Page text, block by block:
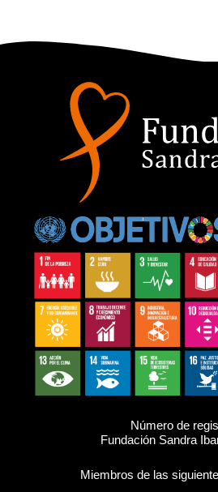
Número de
Fundación Sandra
Miembros de las